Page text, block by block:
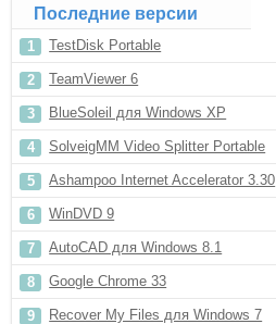
Последние версии
TestDisk Portable
TeamViewer 6
BlueSoleil для Windows XP
SolveigMM Video Splitter Portable
Ashampoo Internet Accelerator 3.30
WinDVD 9
AutoCAD для Windows 8.1
Google Chrome 33
Recover My Files для Windows 7